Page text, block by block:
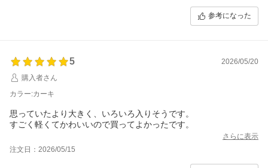
参考になった
5
2026/05/20
購入者さん
カラー:カーキ
思っていたより大きく、いろいろ入りそうです。
すごく軽くてかわいいので買ってよかったです。
さらに表示
注文日：2026/05/15